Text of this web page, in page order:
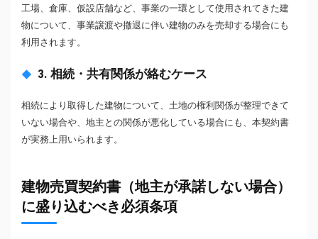
工場、倉庫、仮設店舗など、事業の一環として使用されてきた建
物について、事業譲渡や撤退に伴い建物のみを売却する場合にも
利用されます。
3. 相続・共有関係が絡むケース
相続により取得した建物について、土地の権利関係が整理できて
いない場合や、地主との関係が悪化している場合にも、本契約書
が実務上用いられます。
建物売買契約書（地主が承諾しない場合）
に盛り込むべき必須条項